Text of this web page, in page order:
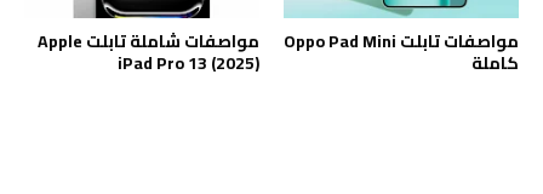
مواصفات تابلت Oppo Pad Mini
كاملة
مواصفات شاملة تابلت Apple
iPad Pro 13 (2025)